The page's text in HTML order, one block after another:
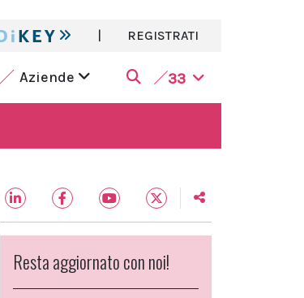
| REGISTRATI
Aziende 33
Resta aggiornato con noi!